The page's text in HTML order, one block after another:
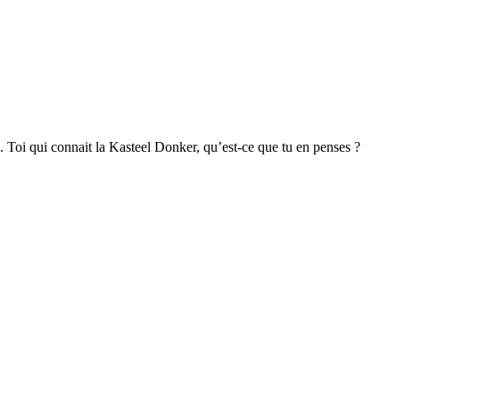
. Toi qui connait la Kasteel Donker, qu’est-ce que tu en penses ?